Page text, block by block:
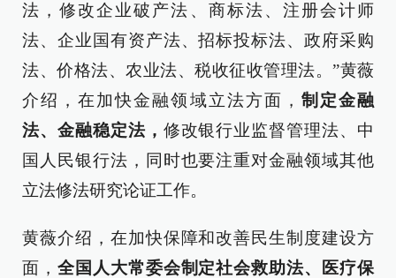
法，修改企业破产法、商标法、注册会计师
法、企业国有资产法、招标投标法、政府采购
法、价格法、农业法、税收征收管理法。”黄薇
介绍，在加快金融领域立法方面， 制定金融
法、金融稳定法， 修改银行业监督管理法、中
国人民银行法，同时也要注重对金融领域其他
立法修法研究论证工作。
黄薇介绍，在加快保障和改善民生制度建设方
面， 全国人大常委会制定社会救助法、医疗保